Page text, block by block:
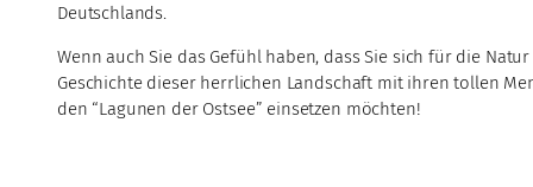
Deutschlands.
Wenn auch Sie das Gefühl haben, dass Sie sich für die
Geschichte dieser herrlichen Landschaft mit ihren tollen
den “Lagunen der Ostsee” einsetzen möchten!